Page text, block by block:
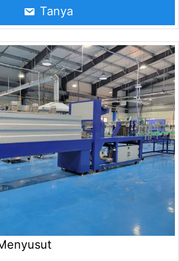
film kemasan yang menyusut
dapat secara otomatis
motor servo, membungkus film
dan akhirnya membentuk kemasan
dan penyusutan, pendinginan
Tanya